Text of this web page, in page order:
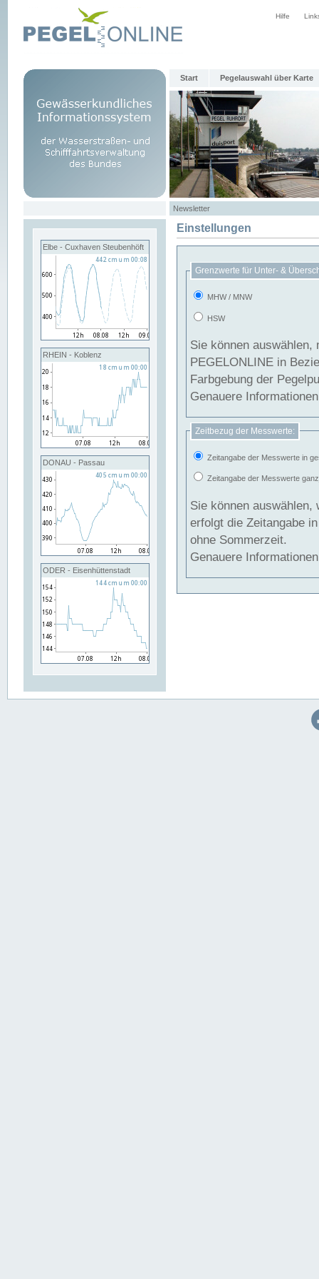
Hilfe
Start Pegelauswahl über Karte
Newsletter
Elbe - Cuxhaven Steubenhöft
RHEIN - Koblenz
DONAU - Passau
ODER - Eisenhüttenstadt
Einstellungen
Grenzwerte für Unter- &
MHW / MNW
HSW
Sie können
PEGELONLINE in Beziehung
Farbgebung der
Genauere
Zeitbezug der Messwerte:
Zeitangabe der Messwerte in
Zeitangabe der Messwerte
Sie können auswählen,
erfolgt die Zeitangabe
ohne Sommerzeit.
Genauere